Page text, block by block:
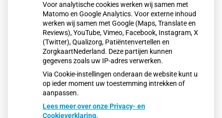
wachttijd te beperken
U kunt op de volgende tijdstippen bellen:
Voor het maken van afspraken: 8.00-10.00 uur
Voor uitslagen:13.00-14.00 uur
Hartelijk dank voor uw begrip.
Voor analytische cookies werken wij samen met
Matomo en Google Analytics. Voor externe inhoud
werken wij samen met Google (Maps, Translate en
Reviews), YouTube, Vimeo, Facebook, Instagram, X
(Twitter), Qualizorg, Patiëntenvertellen en
ZorgkaartNederland. Deze partijen kunnen
gegevens zoals uw IP-adres verwerken.
Via Cookie-instellingen onderaan de website kunt u
op ieder moment uw toestemming intrekken of
aanpassen.
Lees meer over onze Privacy- en
Cookieverklaring.